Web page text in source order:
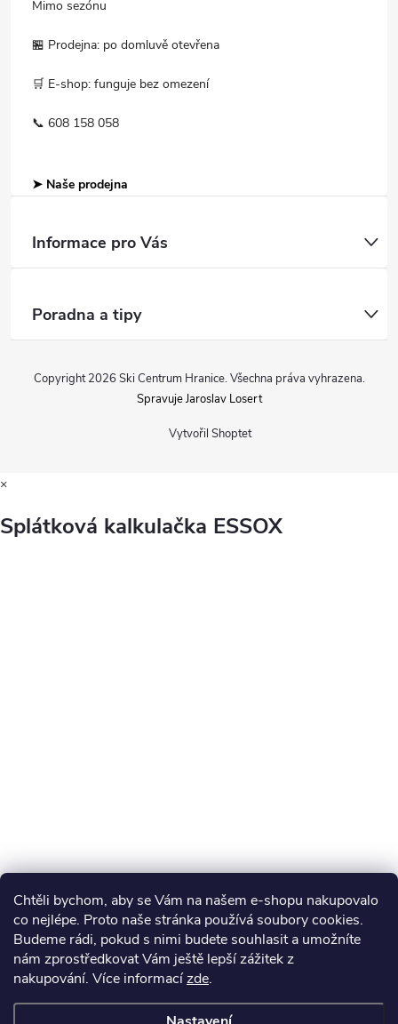
Chtěli bychom, aby se Vám na našem e-shopu nakupovalo
co nejlépe. Proto naše stránka používá soubory cookies.
Budeme rádi, pokud s nimi budete souhlasit a umožníte
nám zprostředkovat Vám ještě lepší zážitek z
nakupování. Více informacízde.
Mimo sezónu
🏪 Prodejna: po domluvě otevřena
🛒 E-shop: funguje bez omezení
📞 608 158 058
➤ Naše prodejna
Informace pro Vás
Poradna a tipy
Vytvořil Shoptet
Copyright 2026 Ski Centrum Hranice. Všechna práva vyhrazena.
Spravuje Jaroslav Losert
×
Splátková kalkulačka ESSOX